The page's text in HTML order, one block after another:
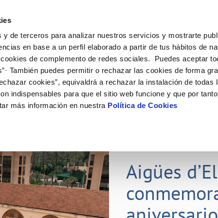
y de terceros para analizar nuestros servicios y mostrarte
en base a un perfil elaborado a partir de tus hábitos de
de complemento de redes sociales. Puedes aceptar
También puedes permitir o rechazar las cookies de forma
cookies”, equivaldrá a rechazar la instalación de todas
indispensables para que el sitio web funcione y que por
más información en nuestra Política de Cookies
de titular
de suministro
MODIFICACIÓN DE DATOS
Actualizar datos bancarios
Actualizar datos de
VER TODAS LAS GESTIONES
Tu Servicio
AL CLIENTE
contacto
y afectaciones
e impresos
COMPROMISO DE SERVICIO
Carta de compromisos
Customer Counsel (Defensa del
Tu Agua
del agua
consumidor
CUIDADOS DEL AGUA
Consejos de ahorro
Depósitos comunitarios
Conócenos
DE GESTIÓN Y CERTIFICADOS
MEDIDAS ANTIFRAUDE
PERFIL DEL CONTRATANTE
Plataforma de contratación del
público
Portal del proveedor
Aigües